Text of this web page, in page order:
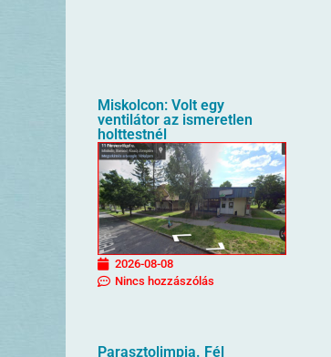
Miskolcon: Volt egy
ventilátor az ismeretlen
holttestnél
2026-08-08
Nincs hozzászólás
Parasztolimpia. Fél